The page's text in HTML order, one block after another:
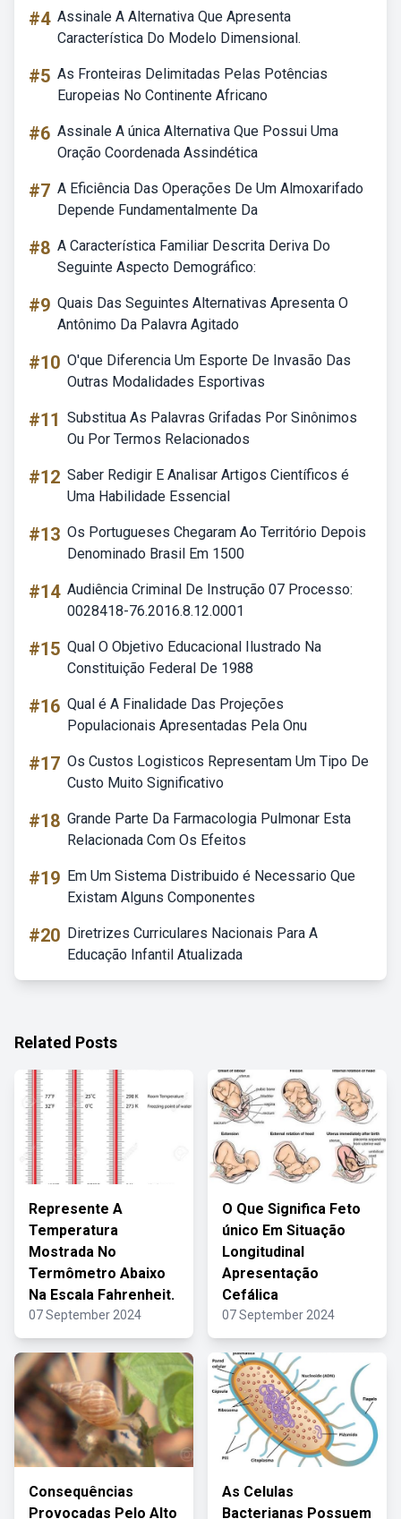
#4 Assinale A Alternativa Que Apresenta
Característica Do Modelo Dimensional.
#5 As Fronteiras Delimitadas Pelas Potências
Europeias No Continente Africano
#6 Assinale A única Alternativa Que Possui Uma
Oração Coordenada Assindética
#7 A Eficiência Das Operações De Um Almoxarifado
Depende Fundamentalmente Da
#8 A Característica Familiar Descrita Deriva Do
Seguinte Aspecto Demográfico:
#9 Quais Das Seguintes Alternativas Apresenta O
Antônimo Da Palavra Agitado
#10 O'que Diferencia Um Esporte De Invasão Das
Outras Modalidades Esportivas
#11 Substitua As Palavras Grifadas Por Sinônimos
Ou Por Termos Relacionados
#12 Saber Redigir E Analisar Artigos Científicos é
Uma Habilidade Essencial
#13 Os Portugueses Chegaram Ao Território Depois
Denominado Brasil Em 1500
#14 Audiência Criminal De Instrução 07 Processo:
0028418-76.2016.8.12.0001
#15 Qual O Objetivo Educacional Ilustrado Na
Constituição Federal De 1988
#16 Qual é A Finalidade Das Projeções
Populacionais Apresentadas Pela Onu
#17 Os Custos Logisticos Representam Um Tipo De
Custo Muito Significativo
#18 Grande Parte Da Farmacologia Pulmonar Esta
Relacionada Com Os Efeitos
#19 Em Um Sistema Distribuido é Necessario Que
Existam Alguns Componentes
#20 Diretrizes Curriculares Nacionais Para A
Educação Infantil Atualizada
Related Posts
Represente A
Temperatura
Mostrada No
Termômetro Abaixo
Na Escala Fahrenheit.
07 September 2024
O Que Significa Feto
único Em Situação
Longitudinal
Apresentação
Cefálica
07 September 2024
Consequências
Provocadas Pelo Alto
As Celulas
Bacterianas Possuem